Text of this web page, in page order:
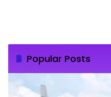
Popular Posts